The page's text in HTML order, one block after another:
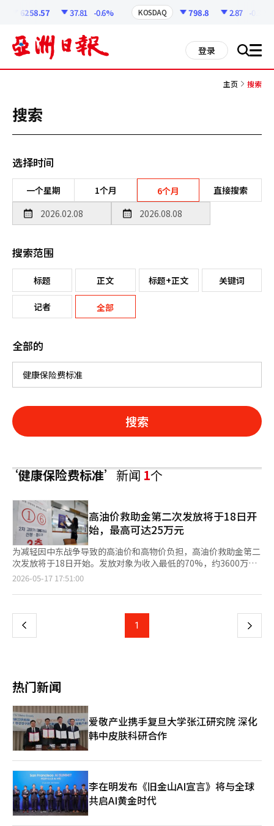
6258.57 37.81 -0.6% KOSDAQ 798.8 2.87 -0.36%
登录 搜 all
主页 搜索
搜索
选择时间
一个星期 1个月 6个月 直接搜索
搜索范围
标题 正文 标题+正文 关键词
记者 全部
全部的
搜索
‘健康保险费标准’新闻1个
高油价救助金第二次发放将于18日开
始，最高可达25万元
为减轻因中东战争导致的高油价和高物价负担，高油价救助金第二
次发放将于18日开始。发放对象为收入最低的70%，约3600万
人。 根据行政安全部的说法，第二次发放的对象是根据2026年3月
职工参保者，健康保险费为1人家庭13万元，2人家庭14万元，3人
标准为1人家庭8万元，2人家庭12万元，3人家庭19万元，4人家庭
产者将被排除在外。 救助金金额根据居住地区不同而有所差异。
首都圈居民可获得10万元，非首都圈居民可获得15万元。人口减
少地区的优待支持地区居民可获得20万元，特别支持地区居民可获
得25万元。 申请期限为7月3日。第一轮发放对象的低保家庭和单
亲家庭等弱势群体中尚未申请的人也可以在此期间申请。救助金的
使用期限为8月31日，逾期未使用的金额将作废。 申请方式与去年
民生恢复消费券类似。若希望通过信用卡或借记卡发放，可通过卡
公司网站、应用程序、客服中心、自动语音服务等进行申请。为了
减少第一周的拥堵，将根据出生年份的末尾数字实施按周申请制。
使用地区限制为户籍所在地的地方自治团体。使用地点为年营业额
30亿韩元以下的加盟店和小商户店铺。不过，加油站可在没有营业
额限制的情况下使用。 此次救助金旨在减轻高油价和物价上涨的
负担，同时补充地区消费。由于使用期限已确定，受益者需提前确
2026-05-17 17:51:00
上
页
1 下
热门新闻
爱敬产业携手复旦大学张江研究院 深化
韩中皮肤科研合作
李在明发布《旧金山AI宣言》将与全球
共启AI黄金时代